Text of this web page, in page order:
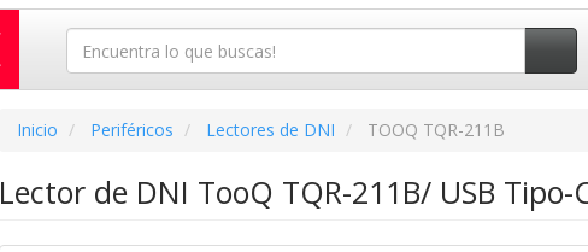
Inicio Periféricos Lectores de DNI TOOQ TQR-211B
Lector de DNI TooQ TQR-211B/ USB Tipo-